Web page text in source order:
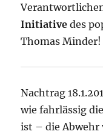
Initiative des
Thomas Minder!
Nachtrag
wie fahrlässig
ist – die Abwehr